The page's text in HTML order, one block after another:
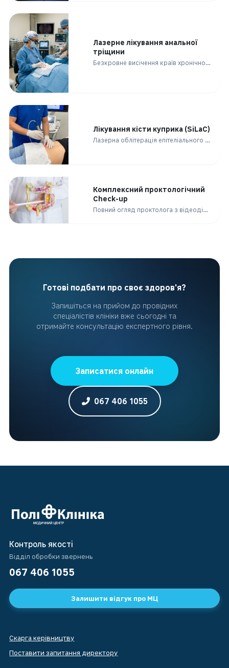
Лазерне лікування анальної
тріщини
Безкровне висічення країв хронічної тріщини лазером для швидкої регенерації та зняття спазму.
Лікування кісти куприка (SiLaC)
Лазерна облітерація епітеліального куприкового ходу через мікропроколи без рецидивів.
Комплексний проктологічний
Check-up
Повний огляд проктолога з відеодіагностикою на першому візиті для вашого спокою.
Готові подбати про своє здоров'я?
Запишіться на прийом до провідних
спеціалістів клініки вже сьогодні та
отримайте консультацію експертного рівня.
Записатися онлайн
067 406 1055
Контроль якості
Відділ обробки звернень
067 406 1055
Залишити відгук про МЦ
Скарга керівництву
Поставити запитання директору